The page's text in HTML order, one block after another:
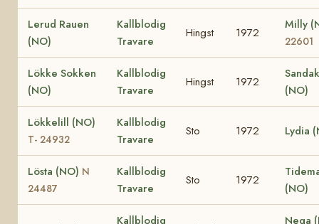
Lerud Rauen
(NO)
Kallblodig
Travare
Hingst 1972
Milly
22601
Lökke Sokken
(NO)
Kallblodig
Travare
Hingst 1972
(NO)
Lökkelill (NO)
T- 24932
Kallblodig
Travare
Sto 1972 Lydia
Lösta (NO) N
24487
Kallblodig
Travare
Sto 1972
(NO)
Kallblodig
Nega